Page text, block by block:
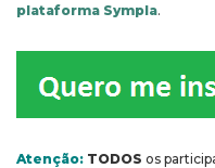
plataforma Sympla.
Atenção: TODOS os